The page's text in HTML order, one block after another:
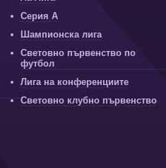
Серия А
Шампионска лига
Световно първенство по
футбол
Лига на конференциите
Световно клубно първенство